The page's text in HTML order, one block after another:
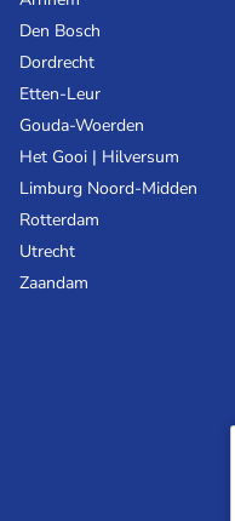
Den Bosch
Dordrecht
Etten-Leur
Gouda-Woerden
Het Gooi | Hilversum
Limburg Noord-Midden
Rotterdam
Utrecht
Zaandam